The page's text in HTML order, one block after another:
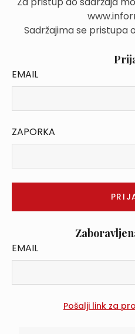
Sadržajima se pristupa
EMAIL
ZAPORKA
EMAIL